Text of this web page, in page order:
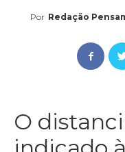
Por Redação
O